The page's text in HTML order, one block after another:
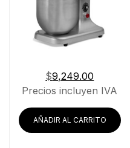
$9,249.00
Precios incluyen IVA
AÑADIR AL CARRITO